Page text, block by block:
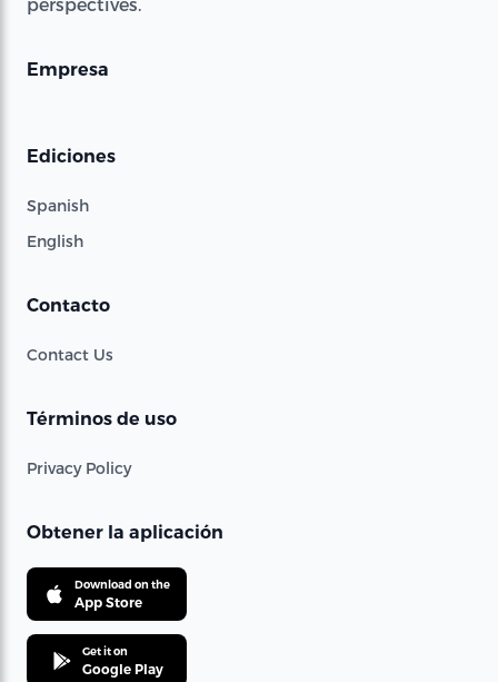
Empresa
Ediciones
Spanish
English
Contacto
Contact Us
Términos de uso
Privacy Policy
Obtener la aplicación
Download on the
App Store
Get it on
Google Play